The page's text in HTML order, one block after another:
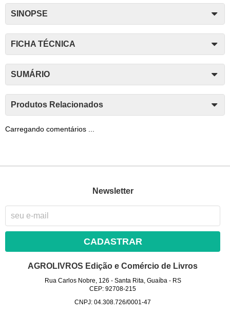
SINOPSE
FICHA TÉCNICA
SUMÁRIO
Produtos Relacionados
Carregando comentários ...
Newsletter
CADASTRAR
AGROLIVROS Edição e Comércio de Livros
Rua Carlos Nobre, 126 - Santa Rita, Guaíba- RS
CEP: 92708-215
CNPJ: 04.308.726/0001-47